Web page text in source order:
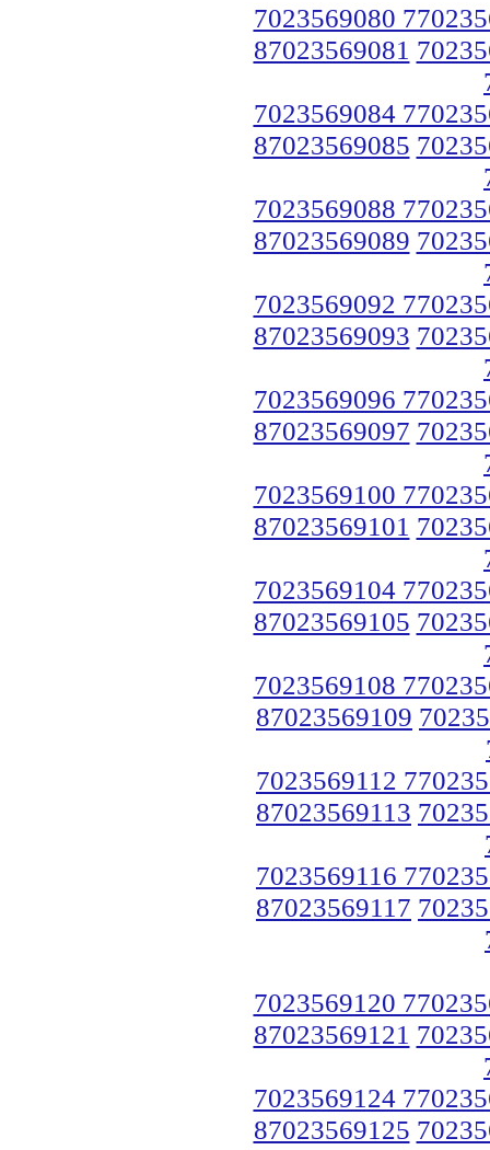
7023569080
87023569081
7023569084
87023569085
7023569088
87023569089
7023569092
87023569093
7023569096
87023569097
7023569100
87023569101
7023569104
87023569105
7023569108
87023569109
7023569112
87023569113
7023569116
87023569117
7023569120
87023569121
7023569124
87023569125